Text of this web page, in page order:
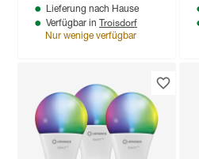
50 x 90 cm
Lieferung nach Hause
Verfügbar in Troisdorf
Nur wenige verfügbar